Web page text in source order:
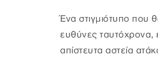
Ένα στιγμιότυπο που
ευθύνες ταυτόχρονα,
απίστευτα αστεία